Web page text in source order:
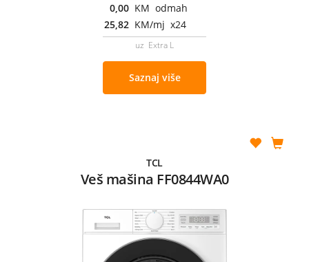
0,00 KM odmah
25,82 KM/mj x24
uz Extra L
Saznaj više
TCL
Veš mašina FF0844WA0